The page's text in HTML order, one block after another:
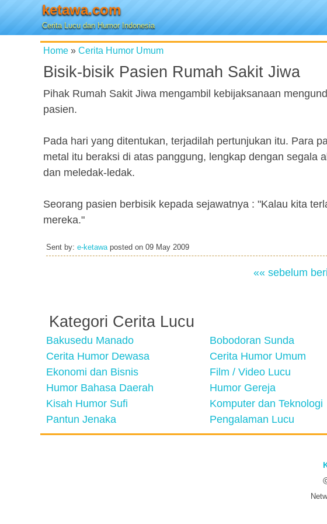
ketawa.com
Cerita Lucu dan Humor Indonesia
Home » Cerita Humor Umum
Bisik-bisik Pasien Rumah Sakit Jiwa
Pihak Rumah Sakit Jiwa mengambil kebijaksanaan
pasien.
Pada hari yang ditentukan, terjadilah pertunjukan itu. Para
metal itu beraksi di atas panggung, lengkap dengan segala
dan meledak-ledak.
Seorang pasien berbisik kepada sejawatnya : "Kalau kita
mereka."
Sent by: e-ketawaposted on 09 May 2009
«« sebelum
Kategori Cerita Lucu
Bakusedu Manado Bobodoran Sunda
Cerita Humor Dewasa
Cerita Humor Umum
Ekonomi dan Bisnis
Film / Video Lucu
Humor Bahasa Daerah
Humor Gereja
Kisah Humor Sufi
Komputer dan Teknologi
Pantun Jenaka
Pengalaman Lucu